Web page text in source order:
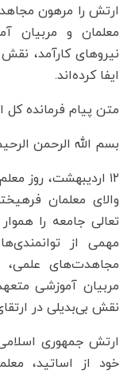
ارتش را مرهون
معلمان و مربیان
نیروهای کارآمد،
ایفا کرده‌اند.
متن پیام فرمانده
بسم الله الرحمن
۱۲ اردیبهشت، روز
والای معلمان
تعالی جامعه را
مهمی از
مجاهدت‌های علمی،
مربیان آموزشی
نقش بی‌بدیلی در
ارتش جمهوری اسلامی
خود از اساتید،